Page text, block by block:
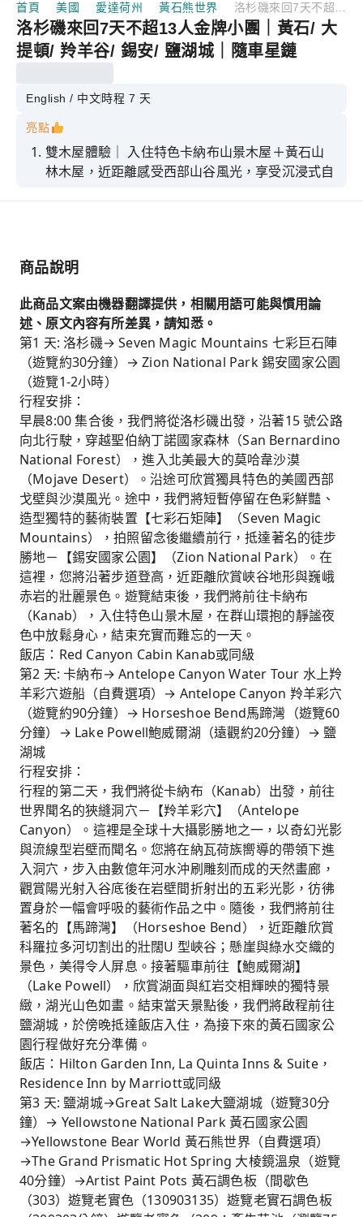
首頁 美國 愛達荷州 黃石熊世界
洛杉磯來回7天不超13人金牌小團｜黃石/ 大
提頓/ 羚羊谷/ 錫安/ 鹽湖城｜隨車星鏈
English / 中文時程 7 天
亮點
雙木屋體驗｜ 入住特色卡納布山景木屋＋黃石山
林木屋，近距離感受西部山谷風光，享受沉浸式自
精選必看路線｜一次打卡黃石，大提頓，羚羊谷，
星鏈在線｜全程配備Starlink 衛星網絡，Wi-Fi 全
車覆蓋，暢連每一段旅程，奢享尊貴旅程
精緻小團｜ 10–13 人精品小團，中/英文雙語司導
全程陪同，講解黃石地熱奇觀、野生動物生態與隱
藏拍照點
商品說明
此商品文案由機器翻譯提供，相關用語可能與慣用論
述、原文內容有所差異，請知悉。
第1 天: 洛杉磯→ Seven Magic Mountains 七彩巨石陣
（遊覽約30分鐘）→ Zion National Park 錫安國家公園
（遊覽1-2小時）
行程安排：
早晨8:00 集合後，我們將從洛杉磯出發，沿著15 號公路
向北行駛，穿越聖伯納丁諾國家森林（San Bernardino
National Forest），進入北美最大的莫哈韋沙漠
（Mojave Desert）。沿途可欣賞獨具特色的美國西部
戈壁與沙漠風光。途中，我們將短暫停留在色彩鮮豔、
造型獨特的藝術裝置【七彩石矩陣】（Seven Magic
Mountains），拍照留念後繼續前行，抵達著名的徒步
勝地－【錫安國家公園】（Zion National Park）。在
這裡，您將沿著步道登高，近距離欣賞峽谷地形與巍峨
赤岩的壯麗景色。遊覽結束後，我們將前往卡納布
（Kanab），入住特色山景木屋，在群山環抱的靜謐夜
色中放鬆身心，結束充實而難忘的一天。
飯店：Red Canyon Cabin Kanab或同級
第2 天: 卡納布→ Antelope Canyon Water Tour 水上羚
羊彩穴遊船（自費選項）→ Antelope Canyon 羚羊彩穴
（遊覽約90分鐘）→ Horseshoe Bend馬蹄灣（遊覽60
分鐘）→ Lake Powell鮑威爾湖（遠觀約20分鐘）→ 鹽
湖城
行程安排：
行程的第二天，我們將從卡納布（Kanab）出發，前往
世界聞名的狹縫洞穴－【羚羊彩穴】（Antelope
Canyon）。這裡是全球十大攝影勝地之一，以奇幻光影
與流線型岩壁而聞名。您將在納瓦荷族嚮導的帶領下進
入洞穴，步入由數億年河水沖刷雕刻而成的天然畫廊，
觀賞陽光射入谷底後在岩壁間折射出的五彩光影，彷彿
置身於一幅會呼吸的藝術作品之中。隨後，我們將前往
著名的【馬蹄灣】（Horseshoe Bend），近距離欣賞
科羅拉多河切割出的壯闊U 型峽谷；懸崖與綠水交織的
景色，美得令人屏息。接著驅車前往【鮑威爾湖】
（Lake Powell），欣賞湖面與紅岩交相輝映的獨特景
緻，湖光山色如畫。結束當天景點後，我們將啟程前往
鹽湖城，於傍晚抵達飯店入住，為接下來的黃石國家公
園行程做好充分準備。
飯店：Hilton Garden Inn, La Quinta Inns & Suite，
Residence Inn by Marriott或同級
第3 天: 鹽湖城→Great Salt Lake大鹽湖城（遊覽30分
鐘）→ Yellowstone National Park 黃石國家公園
→Yellowstone Bear World 黃石熊世界（自費選項）
→The Grand Prismatic Hot Spring 大棱鏡溫泉（遊覽
40分鐘）→Artist Paint Pots 黃石調色板（間歇色
（303）遊覽老實色（130903135）遊覽老實石調色板